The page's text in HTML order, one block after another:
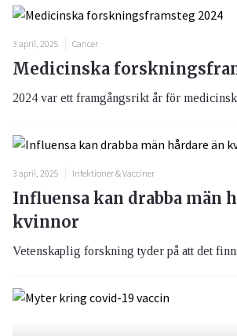
3 april, 2025 Cancer
Medicinska
2024 var ett framgångsrikt år för
3 april, 2025 Infektioner & Vacciner
Influensa kan drabba män
kvinnor
Vetenskaplig forskning tyder på att det